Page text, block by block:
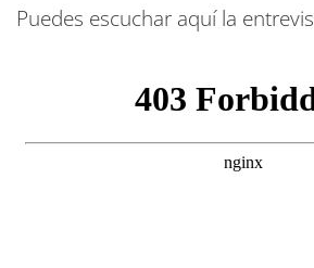
Puedes escuchar aquí la